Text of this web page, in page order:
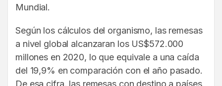
Mundial.
Según los cálculos del organismo, las remesas
a nivel global alcanzaran los US$572.000
millones en 2020, lo que equivale a una caída
del 19,9% en comparación con el año pasado.
De esa cifra, las remesas con destino a países